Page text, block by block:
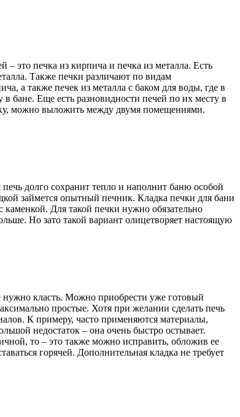
это печка из кирпича и печка из металла. Есть
Также печки различают по видам
а также печек из металла с баком для воды, где в
в бане. Еще есть разновидности печей по их месту в
можно выложить между двумя помещениями.
долго сохранит тепло и наполнит баню особой
займется опытный печник. Кладка печки для бани
Для такой печки нужно обязательно
Но зато такой вариант олицетворяет настоящую
нужно класть. Можно приобрести уже готовый
простые. Хотя при желании сделать печь
К примеру, часто применяются материалы,
недостаток – она очень быстро остывает.
то – это также можно исправить, обложив ее
горячей. Дополнительная кладка не требует